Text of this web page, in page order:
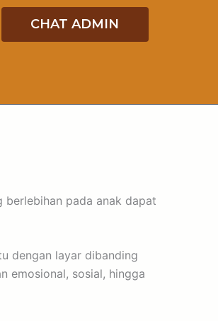
CHAT ADMIN
berlebihan pada anak dapat
dengan layar dibanding
emosional, sosial, hingga